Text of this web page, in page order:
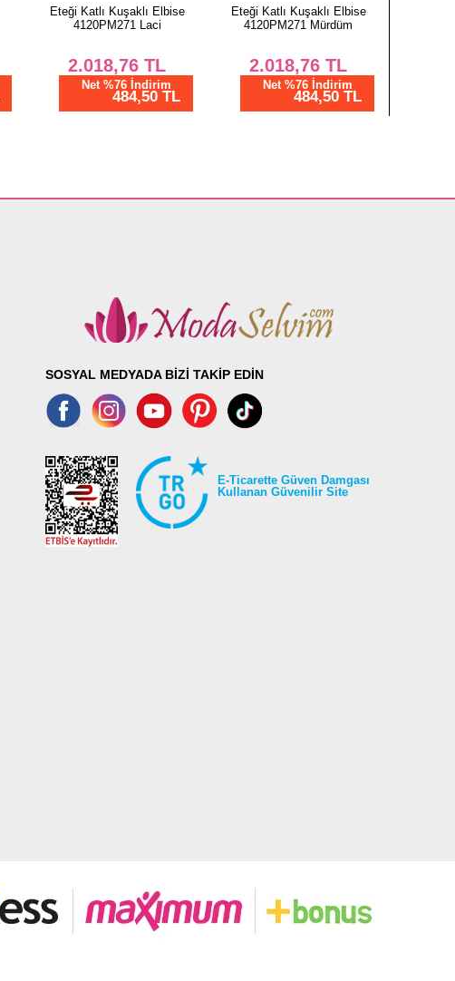
Eteği Katlı Kuşaklı Elbise
4120PM271 Mürdüm
2.018,76 TL
Net %76 İndirim
484,50 TL
Eteği Katlı Kuşaklı Elbise
4120PM271 Antrasit
2.018,76 TL
Net %76 İndirim
484,50 TL
SOSYAL MEDYADA BİZİ TAKİP EDİN
E-Ticarette Güven Damgası
Kullanan Güvenilir Site